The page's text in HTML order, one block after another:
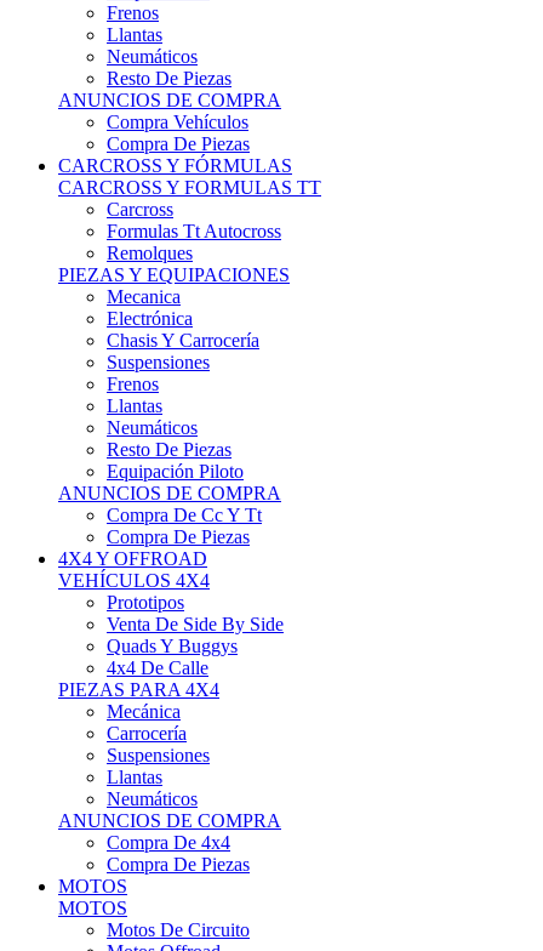
Frenos
Llantas
Neumáticos
Resto De Piezas
ANUNCIOS DE COMPRA
Compra Vehículos
Compra De Piezas
CARCROSS Y FÓRMULAS
CARCROSS Y FORMULAS TT
Carcross
Formulas Tt Autocross
Remolques
PIEZAS Y EQUIPACIONES
Mecanica
Electrónica
Chasis Y Carrocería
Suspensiones
Frenos
Llantas
Neumáticos
Resto De Piezas
Equipación Piloto
ANUNCIOS DE COMPRA
Compra De Cc Y Tt
Compra De Piezas
4X4 Y OFFROAD
VEHÍCULOS 4X4
Prototipos
Venta De Side By Side
Quads Y Buggys
4x4 De Calle
PIEZAS PARA 4X4
Mecánica
Carrocería
Suspensiones
Llantas
Neumáticos
ANUNCIOS DE COMPRA
Compra De 4x4
Compra De Piezas
MOTOS
MOTOS
Motos De Circuito